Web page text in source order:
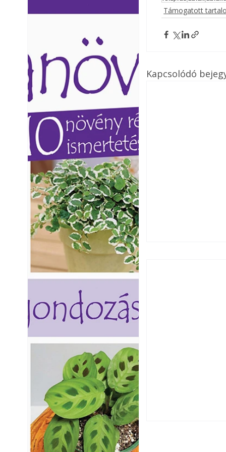
Ezermester
Laptapir kényelmes
mert: – t
Támogatott
Kapcsolódó